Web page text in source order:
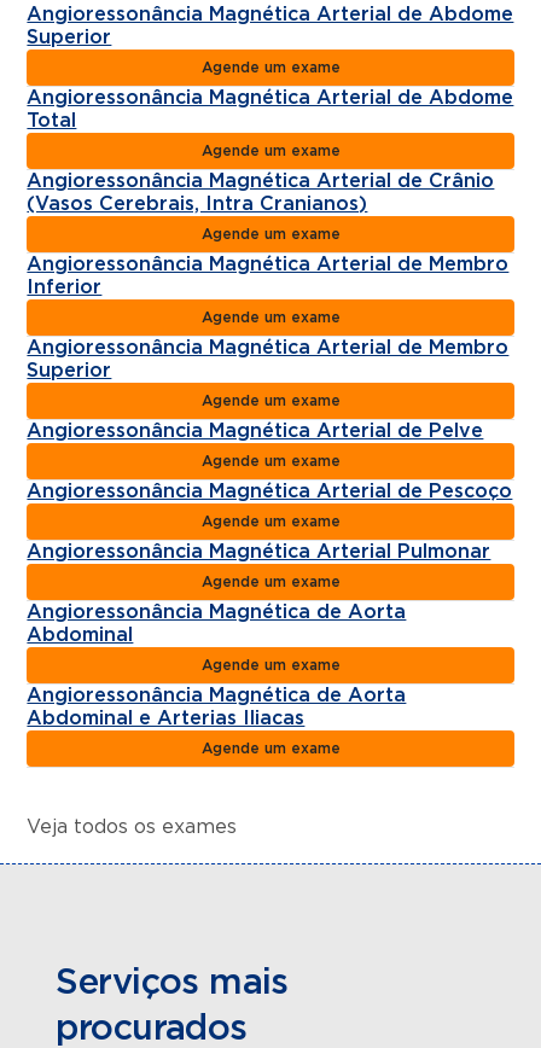
Angioressonância Magnética Arterial de Abdome
Superior
Agende um exame
Angioressonância Magnética Arterial de Abdome
Total
Agende um exame
Angioressonância Magnética Arterial de Crânio
(Vasos Cerebrais, Intra Cranianos)
Agende um exame
Angioressonância Magnética Arterial de Membro
Inferior
Agende um exame
Angioressonância Magnética Arterial de Membro
Superior
Agende um exame
Angioressonância Magnética Arterial de Pelve
Agende um exame
Angioressonância Magnética Arterial de Pescoço
Agende um exame
Angioressonância Magnética Arterial Pulmonar
Agende um exame
Angioressonância Magnética de Aorta
Abdominal
Agende um exame
Angioressonância Magnética de Aorta
Abdominal e Arterias Iliacas
Agende um exame
Veja todos os exames
Serviços mais
procurados